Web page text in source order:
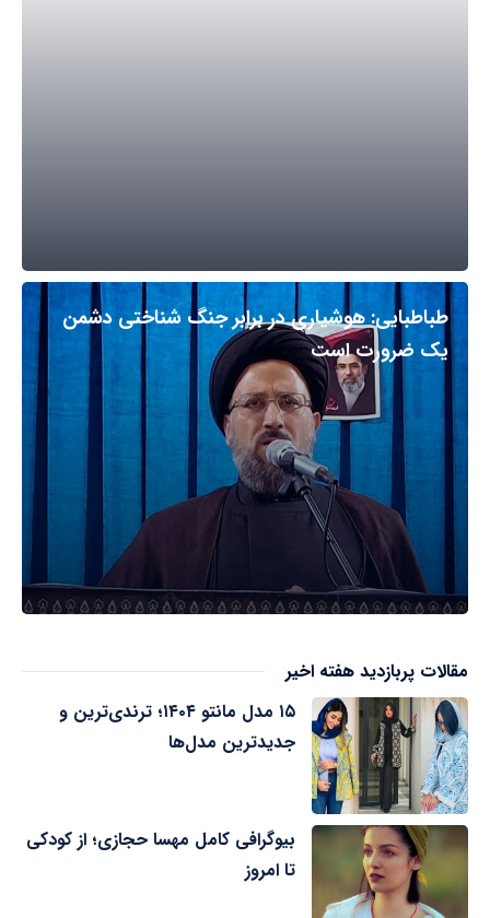
طباطبایی: هوشیاری در برابر جنگ شناختی دشمن
یک ضرورت است
مقالات پربازدید هفته اخیر
۱۵ مدل مانتو ۱۴۰۴؛ ترندی‌ترین و
جدیدترین مدل‌ها
بیوگرافی کامل مهسا حجازی؛ از کودکی
تا امروز